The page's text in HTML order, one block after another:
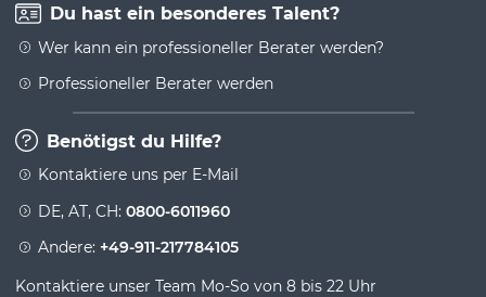
Du hast ein besonderes Talent?
Wer kann ein professioneller Berater werden?
Professioneller Berater werden
Benötigst du Hilfe?
Kontaktiere uns per E-Mail
DE, AT, CH: 0800-6011960
Andere: +49-911-217784105
Kontaktiere unser Team Mo-So von 8 bis 22 Uhr